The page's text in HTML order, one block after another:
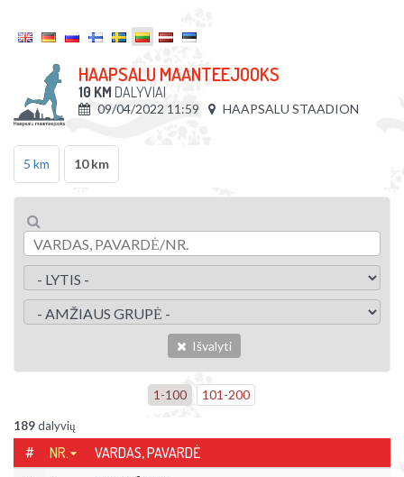
HAAPSALU MAANTEEJOOKS
10 KM DALYVIAI
09/04/2022 11:59 HAAPSALU STAADION
5 km 10 km
Išvalyti
1-100 101-200
189dalyvių
# NR. VARDAS, PAVARDĖ